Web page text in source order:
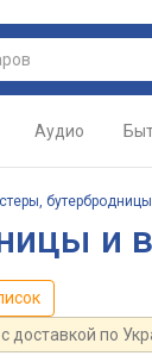
Аудио
и
с доставкой по